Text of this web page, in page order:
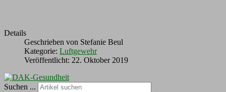
Details
Geschrieben von Stefanie Beul
Kategorie: Luftgewehr
Veröffentlicht: 22. Oktober 2019
Suchen ...